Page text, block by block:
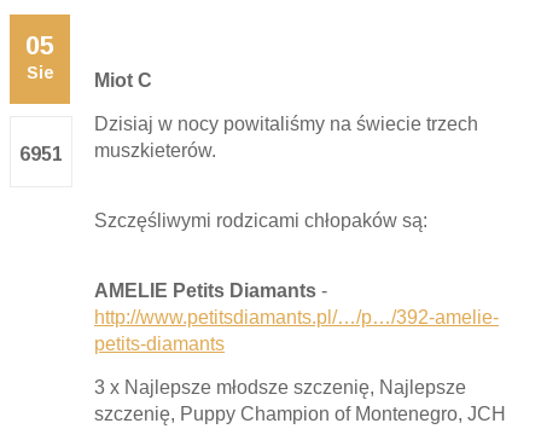
05
Sie
6951
Miot C
Dzisiaj w nocy powitaliśmy na świecie trzech
muszkieterów.
Szczęśliwymi rodzicami chłopaków są:
AMELIE Petits Diamants -
http://www.petitsdiamants.pl/…/p…/392-amelie-
petits-diamants
3 x Najlepsze młodsze szczenię, Najlepsze
szczenię, Puppy Champion of Montenegro, JCH